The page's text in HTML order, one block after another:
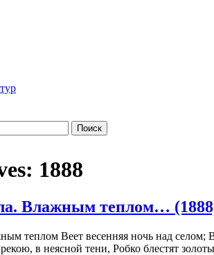
1888
Влажным теплом…
теплом Веет весенняя ночь над
в неясной тени, Робко блестят